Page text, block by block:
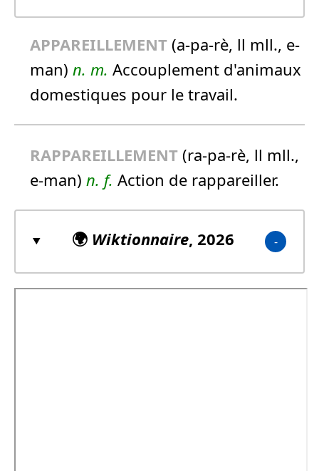
APPAREILLEMENT (a-pa-rè, ll mll., e-
man) n. m. Accouplement d'animaux
domestiques pour le travail.
RAPPAREILLEMENT (ra-pa-rè, ll mll.,
e-man) n. f. Action de rappareiller.
🌍 Wiktionnaire, 2026